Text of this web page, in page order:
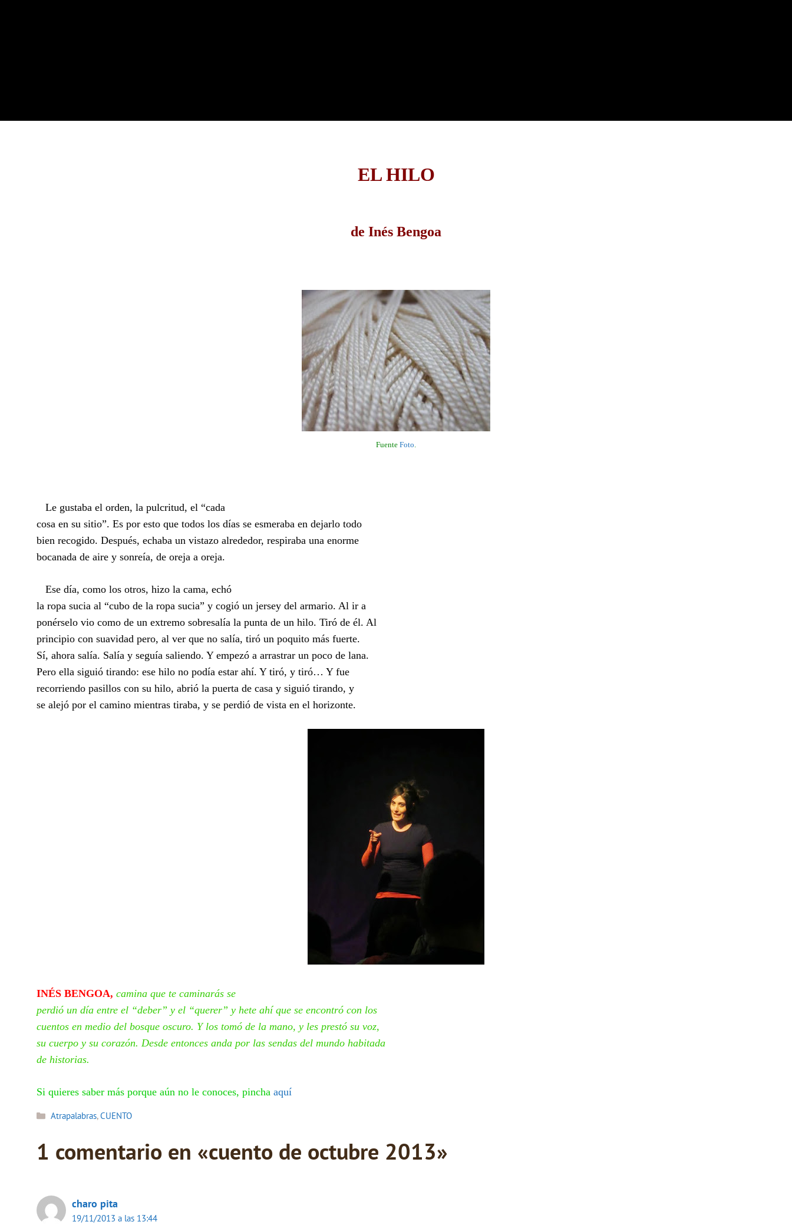
EL HILO
de Inés Bengoa
Fuente Foto.
Le gustaba el orden, la pulcritud, el “cada
cosa en su sitio”. Es por esto que todos los días se esmeraba en dejarlo todo
bien recogido. Después, echaba un vistazo alrededor, respiraba una enorme
bocanada de aire y sonreía, de oreja a oreja.
Ese día, como los otros, hizo la cama, echó
la ropa sucia al “cubo de la ropa sucia” y cogió un jersey del armario. Al ir a
ponérselo vio como de un extremo sobresalía la punta de un hilo. Tiró de él. Al
principio con suavidad pero, al ver que no salía, tiró un poquito más fuerte.
Sí, ahora salía. Salía y seguía saliendo. Y empezó a arrastrar un poco de lana.
Pero ella siguió tirando: ese hilo no podía estar ahí. Y tiró, y tiró… Y fue
recorriendo pasillos con su hilo, abrió la puerta de casa y siguió tirando, y
se alejó por el camino mientras tiraba, y se perdió de vista en el horizonte.
INÉS BENGOA, camina que te caminarás se
perdió un día entre el “deber” y el “querer” y hete ahí que se encontró con los
cuentos en medio del bosque oscuro. Y los tomó de la mano, y les prestó su voz,
su cuerpo y su corazón. Desde entonces anda por las sendas del mundo habitada
de historias.
Si quieres saber más porque aún no le conoces, pincha aquí
Categorías
Atrapalabras,CUENTO
1 comentario en «cuento de octubre 2013»
charo pita
19/11/2013 a las 13:44